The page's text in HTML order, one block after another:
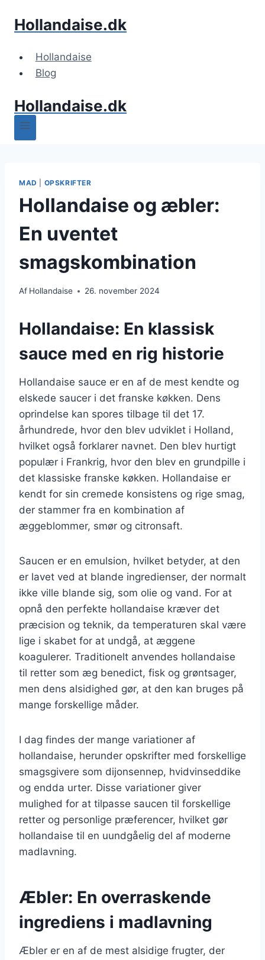
Hollandaise.dk
Hollandaise
Blog
Hollandaise.dk
MAD OPSKRIFTER
Hollandaise og æbler:
En uventet
smagskombination
Af Hollandaise 26. november 2024
Hollandaise: En klassisk
sauce med en rig historie
Hollandaise sauce er en af de mest kendte og
elskede saucer i det franske køkken. Dens
oprindelse kan spores tilbage til det 17.
århundrede, hvor den blev udviklet i Holland,
hvilket også forklarer navnet. Den blev hurtigt
populær i Frankrig, hvor den blev en grundpille i
det klassiske franske køkken. Hollandaise er
kendt for sin cremede konsistens og rige smag,
der stammer fra en kombination af
æggeblommer, smør og citronsaft.
Saucen er en emulsion, hvilket betyder, at den
er lavet ved at blande ingredienser, der normalt
ikke ville blande sig, som olie og vand. For at
opnå den perfekte hollandaise kræver det
præcision og teknik, da temperaturen skal være
lige i skabet for at undgå, at æggene
koagulerer. Traditionelt anvendes hollandaise
til retter som æg benedict, fisk og grøntsager,
men dens alsidighed gør, at den kan bruges på
mange forskellige måder.
I dag findes der mange variationer af
hollandaise, herunder opskrifter med forskellige
smagsgivere som dijonsennep, hvidvinseddike
og endda urter. Disse variationer giver
mulighed for at tilpasse saucen til forskellige
retter og personlige præferencer, hvilket gør
hollandaise til en uundgåelig del af moderne
madlavning.
Æbler: En overraskende
ingrediens i madlavning
Æbler er en af de mest alsidige frugter, der